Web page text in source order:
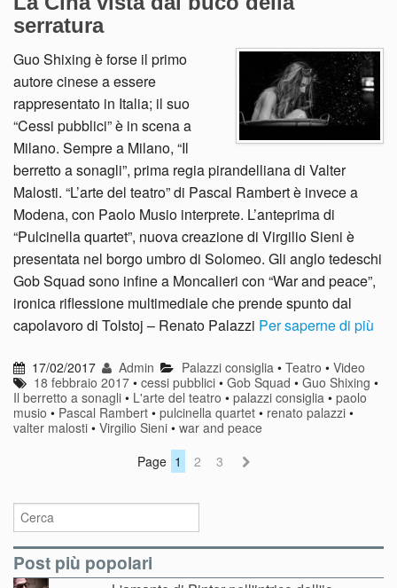
serratura
Guo Shixing è forse il primo
autore cinese a essere
rappresentato in Italia; il suo
“Cessi pubblici” è in scena a
Milano. Sempre a Milano, “Il
berretto a sonagli”, prima regia pirandelliana di Valter
Malosti. “L’arte del teatro” di Pascal Rambert è invece a
Modena, con Paolo Musio interprete. L’anteprima di
“Pulcinella quartet”, nuova creazione di Virgilio Sieni è
presentata nel borgo umbro di Solomeo. Gli anglo tedeschi
Gob Squad sono infine a Moncalieri con “War and peace”,
ironica riflessione multimediale che prende spunto dal
capolavoro di Tolstoj – Renato Palazzi Per saperne di più
17/02/2017 Admin Palazzi consiglia• Teatro • Video
18 febbraio 2017 •cessi pubblici •Gob Squad •Guo Shixing •
Il berretto a sonagli • L'arte del teatro • palazzi consiglia • paolo
musio • Pascal Rambert • pulcinella quartet • renato palazzi •
valter malosti • Virgilio Sieni • war and peace
Page 1 2 3
Post più popolari